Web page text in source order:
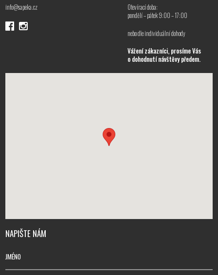
info@sapeka.cz
Otevírací doba:
pondělí – pátek 9:00 – 17:00
nebo dle individuální dohody
Vážení zákazníci, prosíme Vás
o dohodnutí návštěvy předem.
NAPIŠTE NÁM
JMÉNO